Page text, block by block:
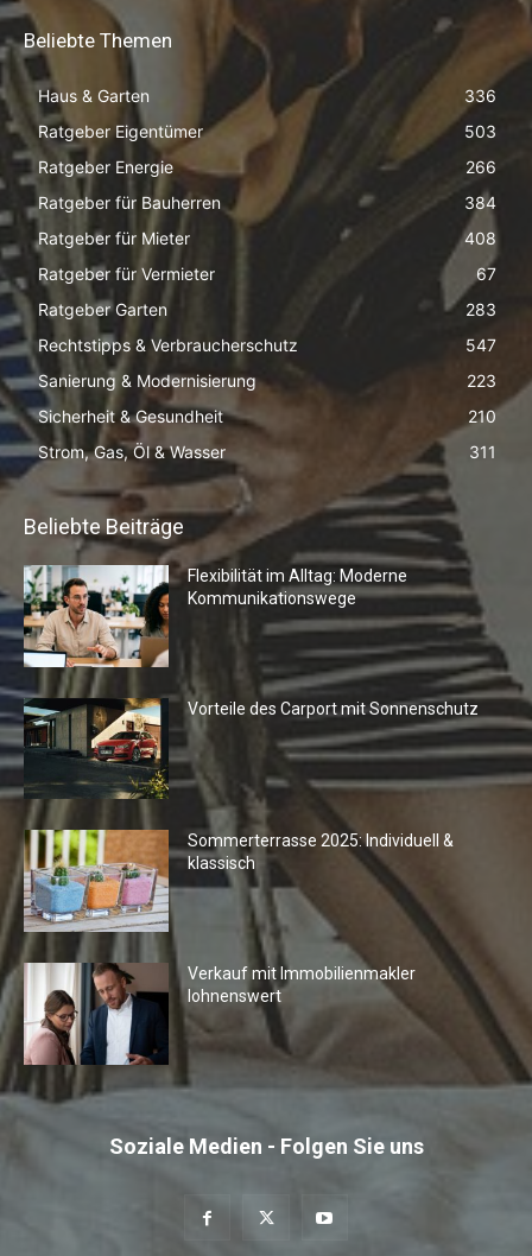
Beliebte Themen
Haus & Garten
336
Ratgeber Eigentümer
503
Ratgeber Energie
266
Ratgeber für Bauherren
384
Ratgeber für Mieter
408
Ratgeber für Vermieter
67
Ratgeber Garten
283
Rechtstipps & Verbraucherschutz
547
Sanierung & Modernisierung
223
Sicherheit & Gesundheit
210
Strom, Gas, Öl & Wasser
311
Beliebte Beiträge
Flexibilität im Alltag: Moderne
Kommunikationswege
Vorteile des Carport mit Sonnenschutz
Sommerterrasse 2025: Individuell &
klassisch
Verkauf mit Immobilienmakler
lohnenswert
Soziale Medien - Folgen Sie uns